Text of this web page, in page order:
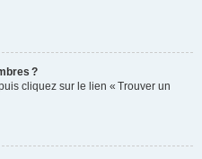
?
cliquez sur le lien « Trouver un